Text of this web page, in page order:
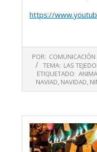
https://
12-
POR: COMUNICACIÓN
TEMA: LAS
ETIQUETADO:
NAVIAD, NAVIDAD,